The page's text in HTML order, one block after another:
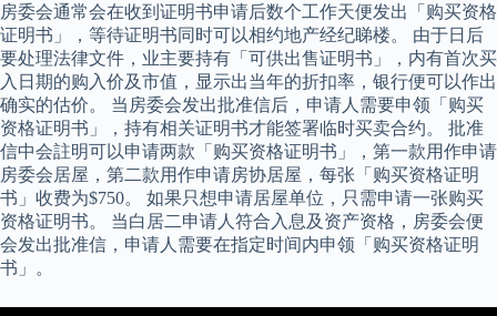
房委会通常会在收到证明书申请后数个工作天便发出「购买资格
证明书」，等待证明书同时可以相约地产经纪睇楼。 由于日后
要处理法律文件，业主要持有「可供出售证明书」，内有首次买
入日期的购入价及市值，显示出当年的折扣率，银行便可以作出
确实的估价。 当房委会发出批准信后，申请人需要申领「购买
资格证明书」，持有相关证明书才能签署临时买卖合约。 批准
信中会註明可以申请两款「购买资格证明书」，第一款用作申请
房委会居屋，第二款用作申请房协居屋，每张「购买资格证明
书」收费为$750。 如果只想申请居屋单位，只需申请一张购买
资格证明书。 当白居二申请人符合入息及资产资格，房委会便
会发出批准信，申请人需要在指定时间内申领「购买资格证明
书」。